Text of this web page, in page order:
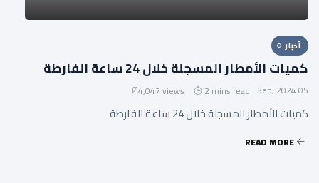
أخبار
كميات الأمطار المسجلة خلال 24 ساعة الفارطة
05 Sep, 2024
2 mins read
4,047 views
كميات الأمطار المسجلة خلال 24 ساعة الفارطة
READ MORE